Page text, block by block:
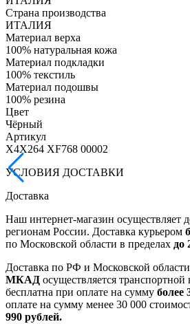
Страна производства
ИТАЛИЯ
Материал верха
100% натуральная кожа
Материал подкладки
100% текстиль
Материал подошвы
100% резина
Цвет
Чёрный
Артикул
X4X264 XF768 00002
УСЛОВИЯ ДОСТАВКИ
Доставка
Наш интернет-магазин осуществляет
регионам России. Доставка курьером
по Московской области в пределах до
Доставка по РФ и Московской области
МКАД осуществляется
бесплатна при оплате на сумму более
оплате на сумму менее 30 000
990 рублей.